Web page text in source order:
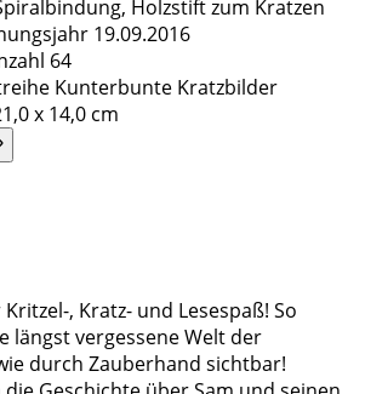
Holzstift zum Kratzen
19.09.2016
64
Kunterbunte Kratzbilder
x 14,0 cm
, Kratz- und Lesespaß! So
längst vergessene Welt der
durch Zauberhand sichtbar!